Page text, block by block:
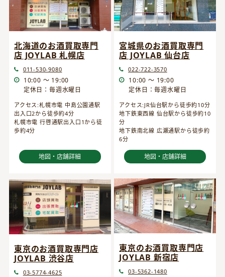
北海道のお酒買取専門
店 JOYLAB 札幌店
011-530-9080
10:00 ～ 19:00
定休日：毎週水曜日
アクセス:札幌市電 中島公園通駅
出入口2から徒歩約4分
札幌市電 行啓通駅出入口1から徒
歩約4分
地図・店舗詳細
宮城県のお酒買取専門
店 JOYLAB 仙台店
022-722-3570
10:00 ～ 19:00
定休日：毎週水曜日
アクセス:JR仙台駅から徒歩約10分
地下鉄東西線 仙台駅から徒歩約10
分
地下鉄南北線 広瀬通駅から徒歩約
6分
地図・店舗詳細
東京のお酒買取専門店
JOYLAB 渋谷店
03-5774-4625
東京のお酒買取専門店
JOYLAB 新宿店
03-5362-1480